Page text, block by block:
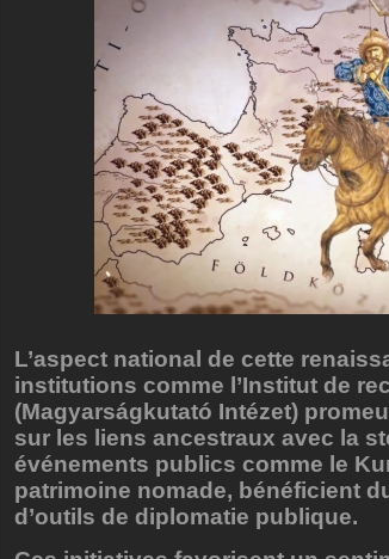
L’aspect national de cette
institutions comme l’Institut de
(Magyarságkutató Intézet)
sur les liens ancestraux avec la
événements publics comme le
patrimoine nomade, bénéficient
d’outils de diplomatie publique.